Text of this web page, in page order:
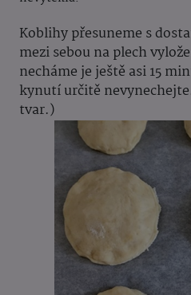
Koblihy přesuneme s
mezi sebou na plech
necháme je ještě asi 15
kynutí určitě
tvar.)